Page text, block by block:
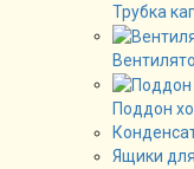
Трубка
Поддон
Ящики